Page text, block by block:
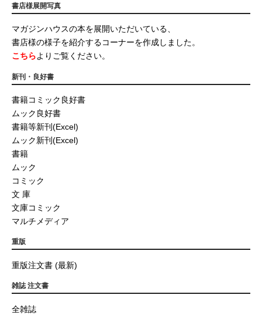
書店様展開写真
マガジンハウスの本を展開いただいている、
書店様の様子を紹介するコーナーを作成しました。
こちらよりご覧ください。
新刊・良好書
書籍コミック良好書
ムック良好書
書籍等新刊(Excel)
ムック新刊(Excel)
書籍
ムック
コミック
文 庫
文庫コミック
マルチメディア
重版
重版注文書 (最新)
雑誌 注文書
全雑誌